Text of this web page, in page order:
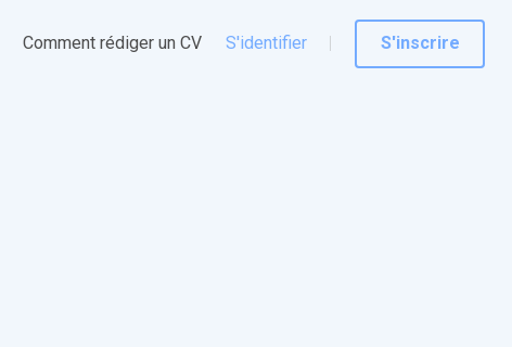
Comment rédiger un CV S'identifier S'inscrire